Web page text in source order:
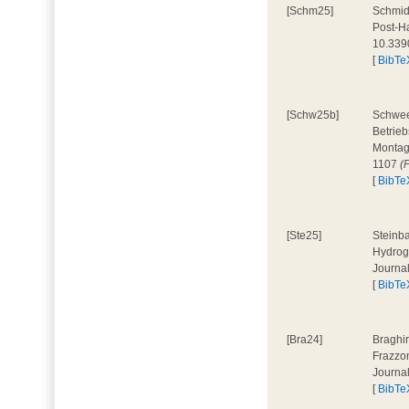
[Schm25]
Post-
[
[Schw25b]
1107
[
[Ste25]
[
[Bra24]
[